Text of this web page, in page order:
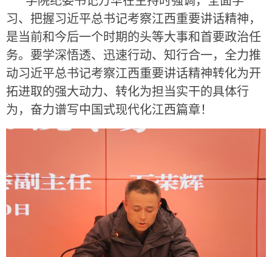
习、把握习近平总书记考察江西重要讲话精神，
是当前和今后一个时期的头等大事和首要政治任
务。要学深悟透、迅速行动、知行合一，全力推
动习近平总书记考察江西重要讲话精神转化为开
拓进取的强大动力、转化为担当实干的具体行
为，奋力谱写中国式现代化江西篇章！